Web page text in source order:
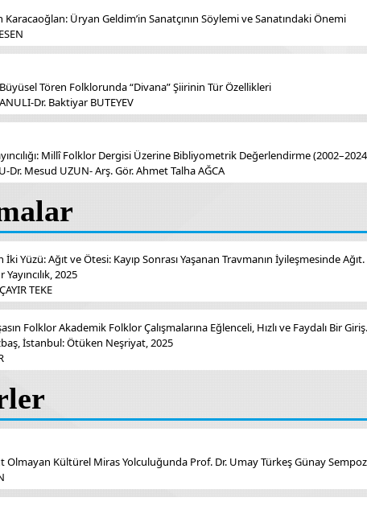
Karacaoğlan: Üryan Geldim’in Sanatçının Söylemi ve Sanatındaki Önemi
Büyüsel Tören Folklorunda “Divana” Şiirinin Tür Özellikleri
Dr. Baktiyar BUTEYEV
Millî Folklor Dergisi Üzerine Bibliyometrik Değerlendirme
Dr. Mesud UZUN- Arş. Gör. Ahmet Talha AĞCA
İki Yüzü: Ağıt ve Ötesi: Kayıp Sonrası Yaşanan Travmanın İyileşmesinde Ağıt.
2025
TEKE
Folklor Akademik Folklor Çalışmalarına Eğlenceli, Hızlı ve Faydalı Bir Giriş.
İstanbul: Ötüken Neşriyat, 2025
Olmayan Kültürel Miras Yolculuğunda Prof. Dr. Umay Türkeş Günay